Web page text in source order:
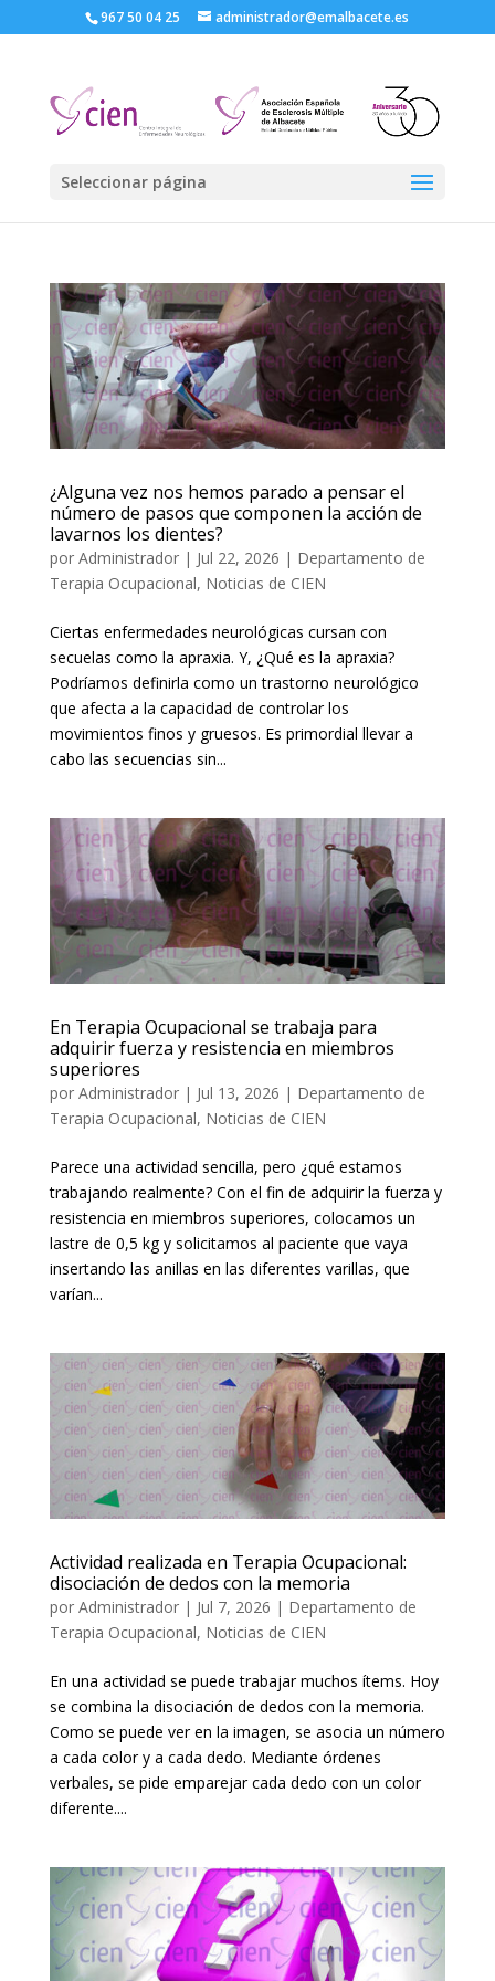
967 50 04 25 administrador@emalbacete.es
Seleccionar página
¿Alguna vez nos hemos parado a pensar el
número de pasos que componen la acción de
lavarnos los dientes?
por Administrador| Jul 22, 2026 | Departamento de
Terapia Ocupacional, Noticias de CIEN
Ciertas enfermedades neurológicas cursan con
secuelas como la apraxia. Y, ¿Qué es la apraxia?
Podríamos definirla como un trastorno neurológico
que afecta a la capacidad de controlar los
movimientos finos y gruesos. Es primordial llevar a
cabo las secuencias sin...
En Terapia Ocupacional se trabaja para
adquirir fuerza y resistencia en miembros
superiores
por Administrador| Jul 13, 2026 | Departamento de
Terapia Ocupacional, Noticias de CIEN
Parece una actividad sencilla, pero ¿qué estamos
trabajando realmente? Con el fin de adquirir la fuerza y
resistencia en miembros superiores, colocamos un
lastre de 0,5 kg y solicitamos al paciente que vaya
insertando las anillas en las diferentes varillas, que
varían...
Actividad realizada en Terapia Ocupacional:
disociación de dedos con la memoria
por Administrador| Jul 7, 2026 | Departamento de
Terapia Ocupacional, Noticias de CIEN
En una actividad se puede trabajar muchos ítems. Hoy
se combina la disociación de dedos con la memoria.
Como se puede ver en la imagen, se asocia un número
a cada color y a cada dedo. Mediante órdenes
verbales, se pide emparejar cada dedo con un color
diferente....